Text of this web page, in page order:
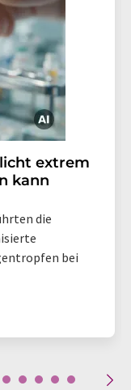
extrem
kann
die
bei